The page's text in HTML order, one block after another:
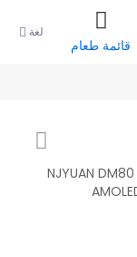
قائمة طعام
لغة